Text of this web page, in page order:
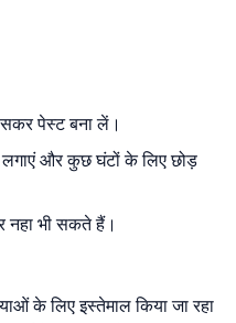
पेस्ट बना लें।
और कुछ घंटों के लिए छोड़
नहा भी सकते हैं।
के लिए इस्तेमाल किया जा रहा